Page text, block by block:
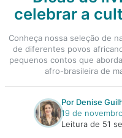
celebrar a
Conheça nossa seleção de
de diferentes povos
pequenos contos que
afro-brasileira de
Por Denise
19 de
Leitura de 51